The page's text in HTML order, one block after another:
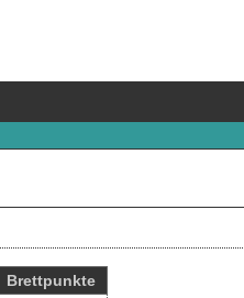
Brettpunkte